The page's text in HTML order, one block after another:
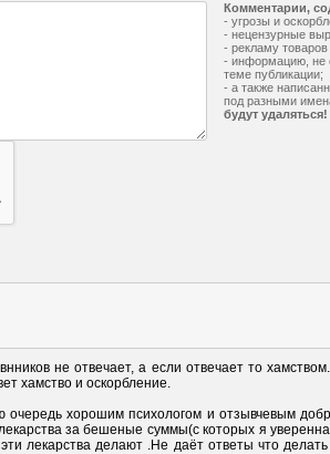
Комментарии,
- угрозы и
- нецензурные
- рекламу товаров
- информацию, не
теме публикации;
- а также
под разными
будут удаляться!
не отвечает, а если отвечает то
очередь хорошим психологом и отзывчевым
за бешеные суммы(с которых я
лекарства делают .Не даёт ответы что